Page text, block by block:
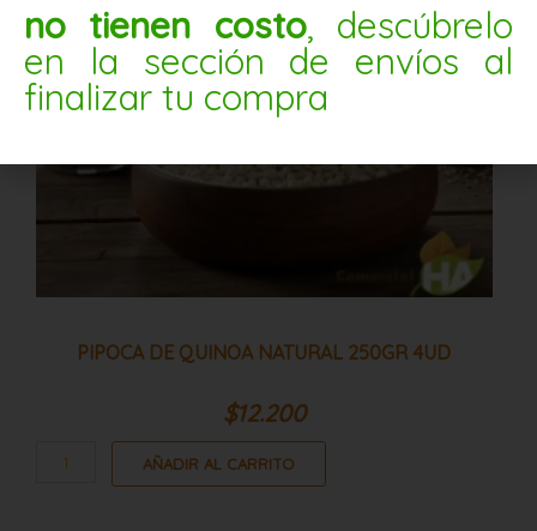
PIPOCA DE QUINOA NATURAL 250GR 4UD
$12.200
cantidad
AÑADIR AL CARRITO
no tienen costo, descúbrelo
en la sección de envíos al
finalizar tu compra